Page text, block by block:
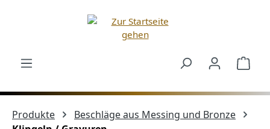
Zum Hauptinhalt springen
Produkte
Beschläge aus Messing und Bronze